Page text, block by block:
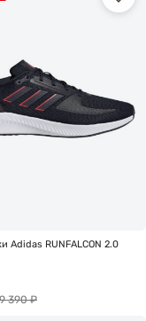
Adidas RUNFALCON 2.0
9 390₽